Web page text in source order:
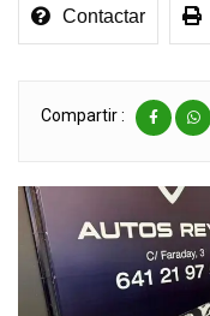
Contactar
Compartir :